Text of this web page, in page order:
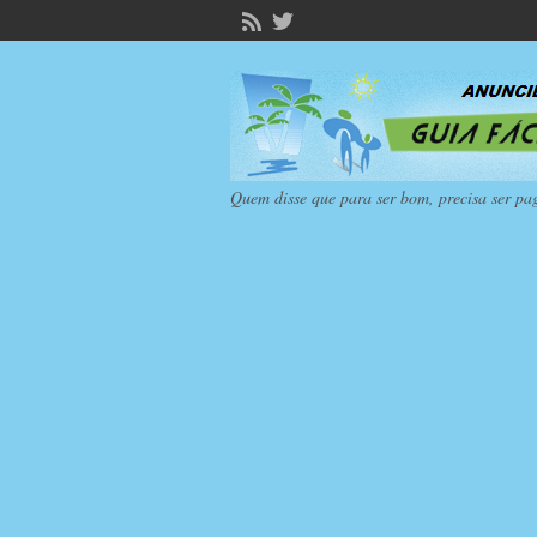
Quem disse que para ser bom, precisa ser